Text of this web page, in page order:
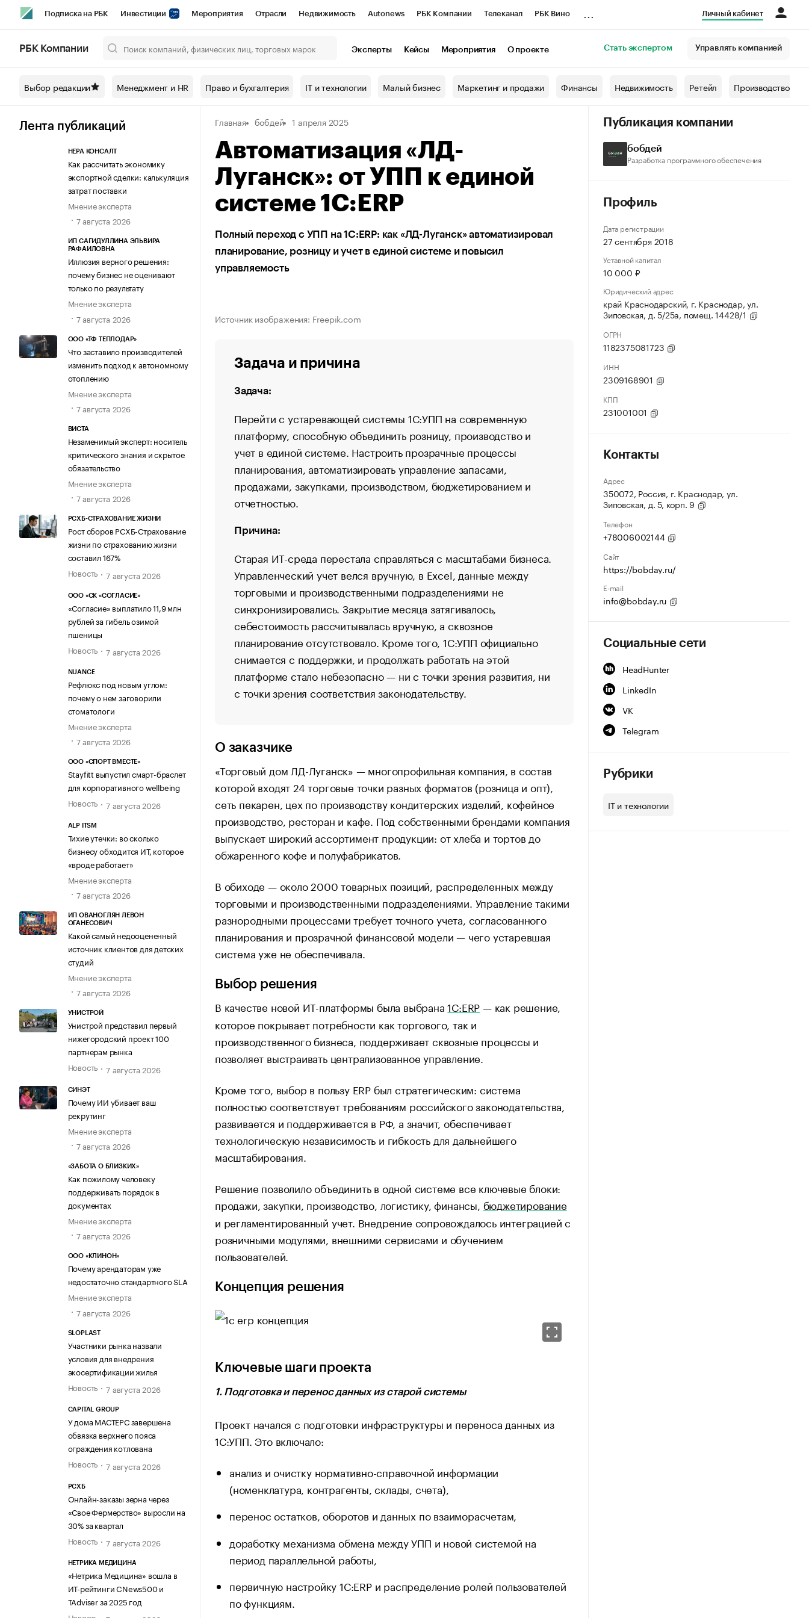
Подписка на РБК Инвестиции Мероприятия Отрасли Недвижимость Autonews РБК Компании Телеканал РБК Вино
Спецпроекты СПб Конференции СПб Спецпроекты Проверка контрагентов
Технологии и медиа Рынок наличной валюты
Личный кабинет
РБК Компании Эксперты Кейсы Мероприятия О проекте Стать экспертом Управлять компанией
Выбор редакции Менеджмент и HR Право и бухгалтерия IT и технологии Малый бизнес Маркетинг и продажи Финансы Недвижимость Ретейл Производство
Лента публикаций
НЕРА КОНСАЛТ
Как рассчитать экономику
экспортной сделки: калькуляция
затрат поставки
Мнение эксперта
7 августа 2026
ИП САГИДУЛЛИНА ЭЛЬВИРА
РАФАИЛОВНА
Иллюзия верного решения:
почему бизнес не оценивают
только по результату
Мнение эксперта
7 августа 2026
ООО «ТФ ТЕПЛОДАР»
Что заставило производителей
изменить подход к автономному
отоплению
Мнение эксперта
7 августа 2026
ВИСТА
Незаменимый эксперт: носитель
критического знания и скрытое
обязательство
Мнение эксперта
7 августа 2026
РСХБ-СТРАХОВАНИЕ ЖИЗНИ
Рост сборов РСХБ-Страхование
жизни по страхованию жизни
составил 167%
Новость
7 августа 2026
ООО «СК «СОГЛАСИЕ»
«Согласие» выплатило 11,9 млн
рублей за гибель озимой
пшеницы
Новость
7 августа 2026
NUANCE
Рефлюкс под новым углом:
почему о нем заговорили
стоматологи
Мнение эксперта
7 августа 2026
ООО «СПОРТ ВМЕСТЕ»
Stayfitt выпустил смарт-браслет
для корпоративного wellbeing
Новость
7 августа 2026
ALP ITSM
Тихие утечки: во сколько
бизнесу обходится ИТ, которое
«вроде работает»
Мнение эксперта
7 августа 2026
ИП ОВАНОГЛЯН ЛЕВОН
ОГАНЕСОВИЧ
Какой самый недооцененный
источник клиентов для детских
студий
Мнение эксперта
7 августа 2026
УНИСТРОЙ
Унистрой представил первый
нижегородский проект 100
партнерам рынка
Новость
7 августа 2026
СИНЭТ
Почему ИИ убивает ваш
рекрутинг
Мнение эксперта
7 августа 2026
«ЗАБОТА О БЛИЗКИХ»
Как пожилому человеку
поддерживать порядок в
документах
Мнение эксперта
7 августа 2026
ООО «КЛИНОН»
Почему арендаторам уже
недостаточно стандартного SLA
Мнение эксперта
7 августа 2026
SLOPLAST
Участники рынка назвали
условия для внедрения
экосертификации жилья
Новость
7 августа 2026
CAPITAL GROUP
У дома МАСТЕРС завершена
обвязка верхнего пояса
ограждения котлована
Новость
7 августа 2026
РСХБ
Онлайн-заказы зерна через
«Свое Фермерство» выросли на
30% за квартал
Новость
7 августа 2026
НЕТРИКА МЕДИЦИНА
«Нетрика Медицина» вошла в
ИТ-рейтинги CNews500 и
TAdviser за 2025 год
Главная бобдей 1 апреля 2025
Автоматизация «ЛД-
Луганск»: от УПП к единой
системе 1С:ERP
Полный переход с УПП на 1С:ERP: как «ЛД-Луганск» автоматизировал
планирование, розницу и учет в единой системе и повысил
управляемость
Источник изображения: Freepik.com
Задача и причина
Задача:
Перейти с устаревающей системы 1С:УПП на современную
платформу, способную объединить розницу, производство и
учет в единой системе. Настроить прозрачные процессы
планирования, автоматизировать управление запасами,
продажами, закупками, производством, бюджетированием и
отчетностью.
Причина:
Старая ИТ-среда перестала справляться с масштабами бизнеса.
Управленческий учет велся вручную, в Excel, данные между
торговыми и производственными подразделениями не
синхронизировались. Закрытие месяца затягивалось,
себестоимость рассчитывалась вручную, а сквозное
планирование отсутствовало. Кроме того, 1С:УПП официально
снимается с поддержки, и продолжать работать на этой
платформе стало небезопасно — ни с точки зрения развития, ни
с точки зрения соответствия законодательству.
О заказчике
«Торговый дом ЛД-Луганск» — многопрофильная компания, в состав
которой входят 24 торговые точки разных форматов (розница и опт),
сеть пекарен, цех по производству кондитерских изделий, кофейное
производство, ресторан и кафе. Под собственными брендами компания
выпускает широкий ассортимент продукции: от хлеба и тортов до
обжаренного кофе и полуфабрикатов.
В обиходе — около 2000 товарных позиций, распределенных между
торговыми и производственными подразделениями. Управление такими
разнородными процессами требует точного учета, согласованного
планирования и прозрачной финансовой модели — чего устаревшая
система уже не обеспечивала.
Выбор решения
В качестве новой ИТ-платформы была выбрана1С:ERP— как решение,
которое покрывает потребности как торгового, так и
производственного бизнеса, поддерживает сквозные процессы и
позволяет выстраивать централизованное управление.
Кроме того, выбор в пользу ERP был стратегическим: система
полностью соответствует требованиям российского законодательства,
развивается и поддерживается в РФ, а значит, обеспечивает
технологическую независимость и гибкость для дальнейшего
масштабирования.
Решение позволило объединить в одной системе все ключевые блоки:
продажи, закупки, производство, логистику, финансы, бюджетирование
и регламентированный учет. Внедрение сопровождалось интеграцией с
розничными модулями, внешними сервисами и обучением
пользователей.
Концепция решения
Ключевые шаги проекта
1. Подготовка и перенос данных из старой системы
Проект начался с подготовки инфраструктуры и переноса данных из
1С:УПП. Это включало:
анализ и очистку нормативно-справочной информации
(номенклатура, контрагенты, склады, счета),
перенос остатков, оборотов и данных по взаиморасчетам,
доработку механизма обмена между УПП и новой системой на
период параллельной работы,
первичную настройку 1С:ERP и распределение ролей пользователей
по функциям.
Публикация компании
бобдей
Разработка программного обеспечения
Профиль
Дата регистрации
27 сентября 2018
Уставной капитал
10 000 ₽
Юридический адрес
край Краснодарский, г. Краснодар, ул.
Зиповская, д. 5/25а, помещ. 14428/1
ОГРН
1182375081723
ИНН
2309168901
КПП
231001001
Контакты
Адрес
350072, Россия, г. Краснодар, ул.
Зиповская, д. 5, корп. 9
Телефон
+78006002144
Сайт
https://bobday.ru/
E-mail
info@bobday.ru
Социальные сети
HeadHunter
LinkedIn
VK
Telegram
Рубрики
IT и технологии